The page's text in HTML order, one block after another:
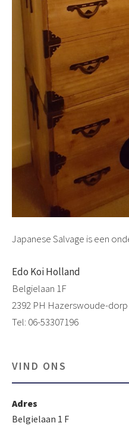
Japanese Salvage is een
Edo Koi Holland
Belgielaan 1F
2392 PH Hazerswoude-dorp
Tel: 06-53307196
VIND ONS
Adres
Belgielaan 1 F